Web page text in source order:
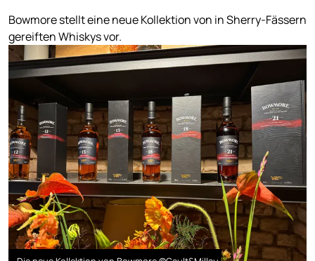
Bowmore stellt eine neue Kollektion von in Sherry-Fässern
gereiften Whiskys vor.